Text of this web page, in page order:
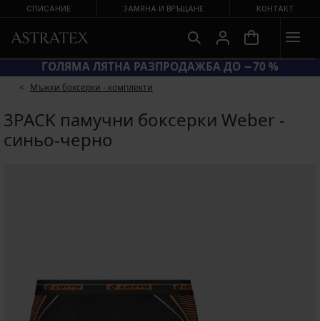
СПИСАНИЕ ЗАМЯНА И ВРЪЩАНЕ КОНТАКТ
КОД SUN20 = ЕКСТРА −20 % НА НАМАЛЕНИ БАНСКИ
Мъжки боксерки - комплекти
3PACK памучни боксерки Weber -
синьо-черно